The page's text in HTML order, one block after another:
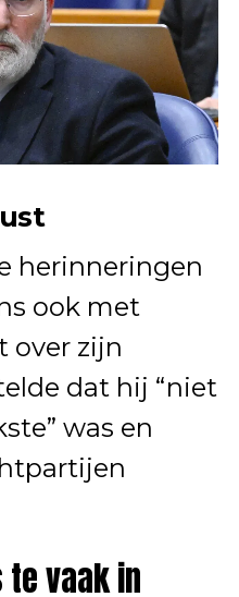
herinneringen
ook met
over zijn
dat hij “niet
was en
vaak in